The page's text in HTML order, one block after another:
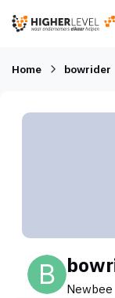
Home bowrider
Newbee